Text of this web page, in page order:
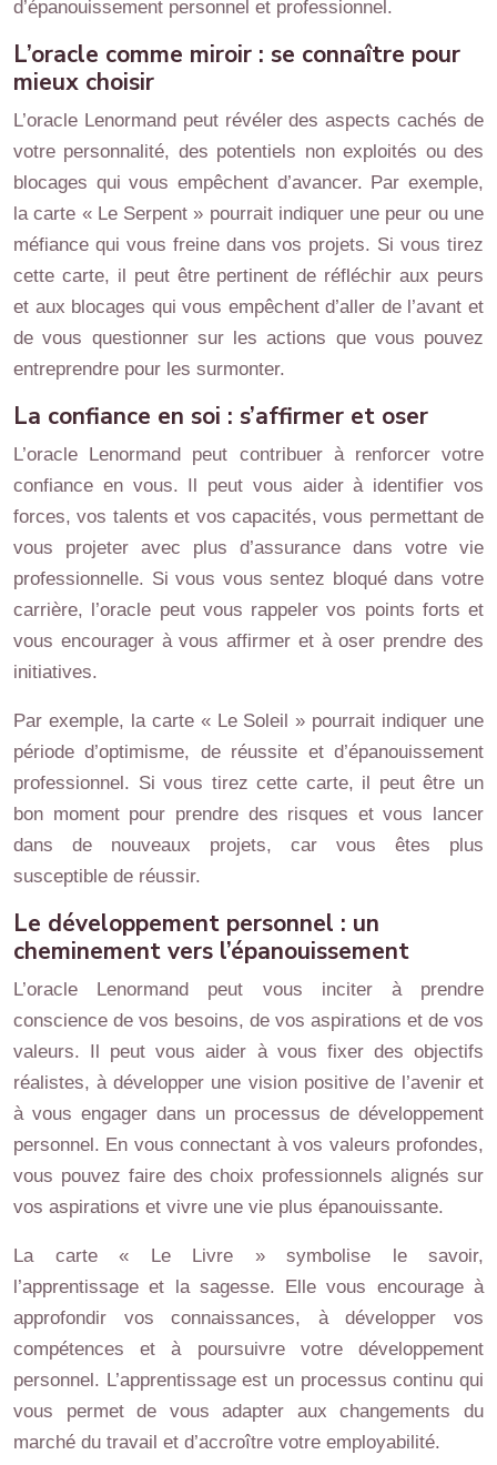
d’épanouissement personnel et professionnel.
L’oracle comme miroir : se connaître pour
mieux choisir
L’oracle Lenormand peut révéler des aspects cachés de
votre personnalité, des potentiels non exploités ou des
blocages qui vous empêchent d’avancer. Par exemple,
la carte « Le Serpent » pourrait indiquer une peur ou une
méfiance qui vous freine dans vos projets. Si vous tirez
cette carte, il peut être pertinent de réfléchir aux peurs
et aux blocages qui vous empêchent d’aller de l’avant et
de vous questionner sur les actions que vous pouvez
entreprendre pour les surmonter.
La confiance en soi : s’affirmer et oser
L’oracle Lenormand peut contribuer à renforcer votre
confiance en vous. Il peut vous aider à identifier vos
forces, vos talents et vos capacités, vous permettant de
vous projeter avec plus d’assurance dans votre vie
professionnelle. Si vous vous sentez bloqué dans votre
carrière, l’oracle peut vous rappeler vos points forts et
vous encourager à vous affirmer et à oser prendre des
initiatives.
Par exemple, la carte « Le Soleil » pourrait indiquer une
période d’optimisme, de réussite et d’épanouissement
professionnel. Si vous tirez cette carte, il peut être un
bon moment pour prendre des risques et vous lancer
dans de nouveaux projets, car vous êtes plus
susceptible de réussir.
Le développement personnel : un
cheminement vers l’épanouissement
L’oracle Lenormand peut vous inciter à prendre
conscience de vos besoins, de vos aspirations et de vos
valeurs. Il peut vous aider à vous fixer des objectifs
réalistes, à développer une vision positive de l’avenir et
à vous engager dans un processus de développement
personnel. En vous connectant à vos valeurs profondes,
vous pouvez faire des choix professionnels alignés sur
vos aspirations et vivre une vie plus épanouissante.
La carte « Le Livre » symbolise le savoir,
l’apprentissage et la sagesse. Elle vous encourage à
approfondir vos connaissances, à développer vos
compétences et à poursuivre votre développement
personnel. L’apprentissage est un processus continu qui
vous permet de vous adapter aux changements du
marché du travail et d’accroître votre employabilité.